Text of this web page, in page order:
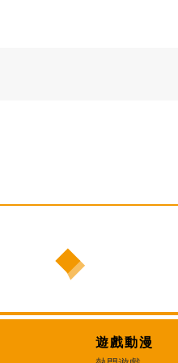
遊戲動漫